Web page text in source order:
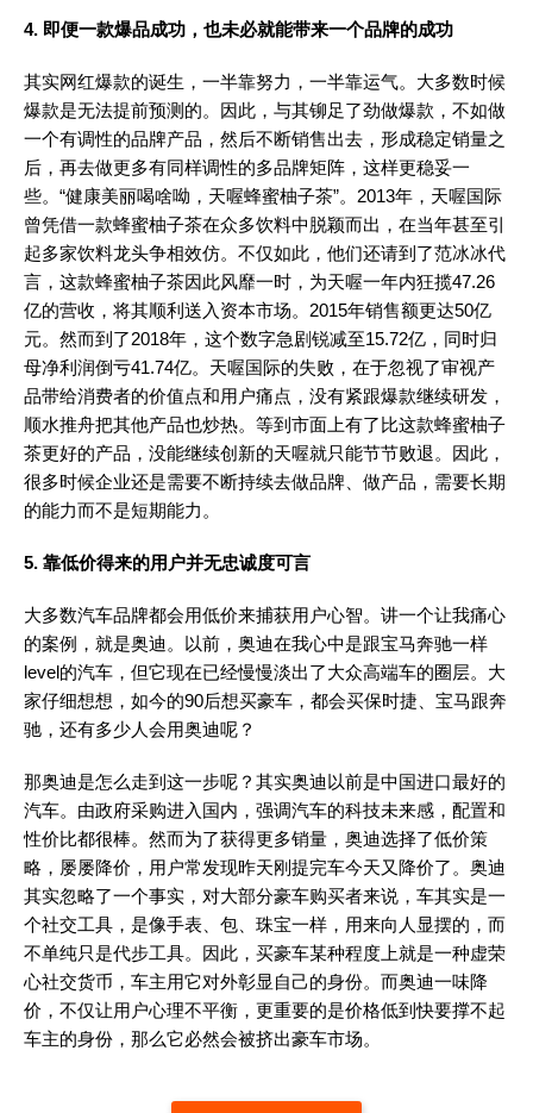
4. 即便一款爆品成功，也未必就能带来一个品牌的成功
其实网红爆款的诞生，一半靠努力，一半靠运气。大多数时候
爆款是无法提前预测的。因此，与其铆足了劲做爆款，不如做
一个有调性的品牌产品，然后不断销售出去，形成稳定销量之
后，再去做更多有同样调性的多品牌矩阵，这样更稳妥一
些。“健康美丽喝啥呦，天喔蜂蜜柚子茶”。2013年，天喔国际
曾凭借一款蜂蜜柚子茶在众多饮料中脱颖而出，在当年甚至引
起多家饮料龙头争相效仿。不仅如此，他们还请到了范冰冰代
言，这款蜂蜜柚子茶因此风靡一时，为天喔一年内狂揽47.26
亿的营收，将其顺利送入资本市场。2015年销售额更达50亿
元。然而到了2018年，这个数字急剧锐减至15.72亿，同时归
母净利润倒亏41.74亿。天喔国际的失败，在于忽视了审视产
品带给消费者的价值点和用户痛点，没有紧跟爆款继续研发，
顺水推舟把其他产品也炒热。等到市面上有了比这款蜂蜜柚子
茶更好的产品，没能继续创新的天喔就只能节节败退。因此，
很多时候企业还是需要不断持续去做品牌、做产品，需要长期
的能力而不是短期能力。
5. 靠低价得来的用户并无忠诚度可言
大多数汽车品牌都会用低价来捕获用户心智。讲一个让我痛心
的案例，就是奥迪。以前，奥迪在我心中是跟宝马奔驰一样
level的汽车，但它现在已经慢慢淡出了大众高端车的圈层。大
家仔细想想，如今的90后想买豪车，都会买保时捷、宝马跟奔
驰，还有多少人会用奥迪呢？
那奥迪是怎么走到这一步呢？其实奥迪以前是中国进口最好的
汽车。由政府采购进入国内，强调汽车的科技未来感，配置和
性价比都很棒。然而为了获得更多销量，奥迪选择了低价策
略，屡屡降价，用户常发现昨天刚提完车今天又降价了。奥迪
其实忽略了一个事实，对大部分豪车购买者来说，车其实是一
个社交工具，是像手表、包、珠宝一样，用来向人显摆的，而
不单纯只是代步工具。因此，买豪车某种程度上就是一种虚荣
心社交货币，车主用它对外彰显自己的身份。而奥迪一味降
价，不仅让用户心理不平衡，更重要的是价格低到快要撑不起
车主的身份，那么它必然会被挤出豪车市场。